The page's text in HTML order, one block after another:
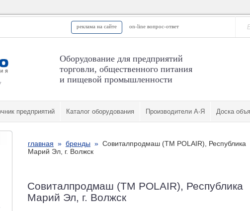
реклама на сайте on-line вопрос-ответ
Оборудование для предприятий
торговли, общественного питания
и пищевой промышленности
предприятий Каталог оборудования Производители А-Я Доска
главная » бренды » Совиталпродмаш (TM POLAIR), Республика
Марий Эл, г. Волжск
Совиталпродмаш (TM POLAIR), Республика
Марий Эл, г. Волжск